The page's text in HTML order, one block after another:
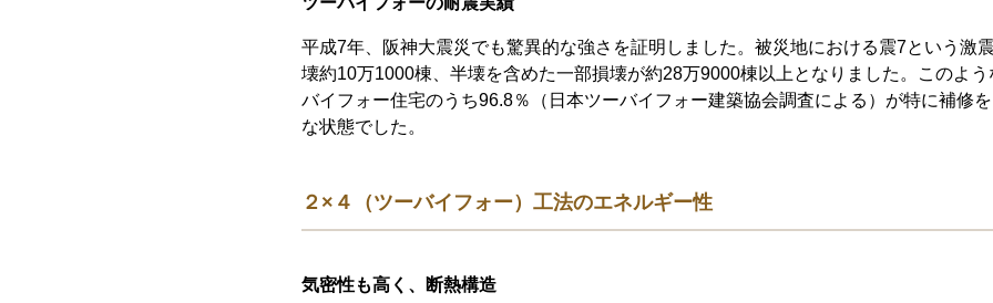
平成7年、阪神大震災でも驚異的な強さを証明しました。被災地における震7という激
壊約10万1000棟、半壊を含めた一部損壊が約28万9000棟以上となりました。このよ
バイフォー住宅のうち96.8％（日本ツーバイフォー建築協会調査による）が特に補修
な状態でした。
２×４（ツーバイフォー）工法のエネルギー性
気密性も高く、断熱構造